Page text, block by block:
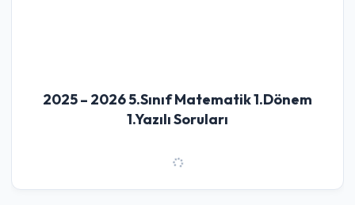
2025 – 2026 5.Sınıf Matematik 1.Dönem
1.Yazılı Soruları